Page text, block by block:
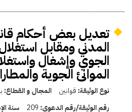
تعديل بعض أحكام
المدني ومقابل
الجوي وإشغال
الموانئ الجوية
نوع الوثيقة: قوانين المجال و القطاع:
رقم الوثيقة/رقم الدعوى: 209 سنة